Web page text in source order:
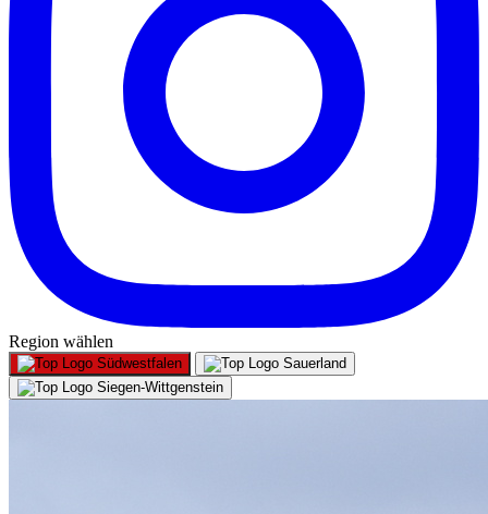
Region wählen
Südwestfalen
Sauerland
Siegen-Wittgenstein